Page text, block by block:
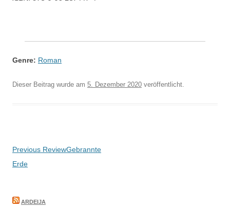
Genre: Roman
Dieser Beitrag wurde am 5. Dezember 2020 veröffentlicht.
Beitragsnavigation
Previous ReviewGebrannte
Erde
ARDEIJA